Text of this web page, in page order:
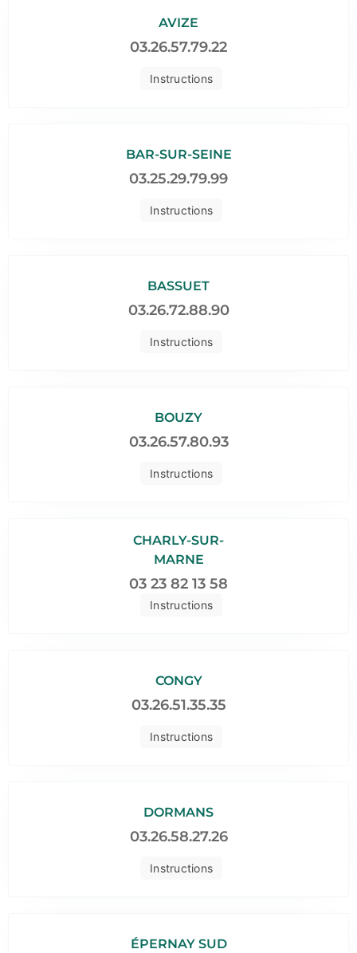
Instructions
AVIZE
03.26.57.79.22
Instructions
BAR-SUR-SEINE
03.25.29.79.99
Instructions
BASSUET
03.26.72.88.90
Instructions
BOUZY
03.26.57.80.93
Instructions
CHARLY-SUR-
MARNE
03 23 82 13 58
Instructions
CONGY
03.26.51.35.35
Instructions
DORMANS
03.26.58.27.26
ÉPERNAY SUD